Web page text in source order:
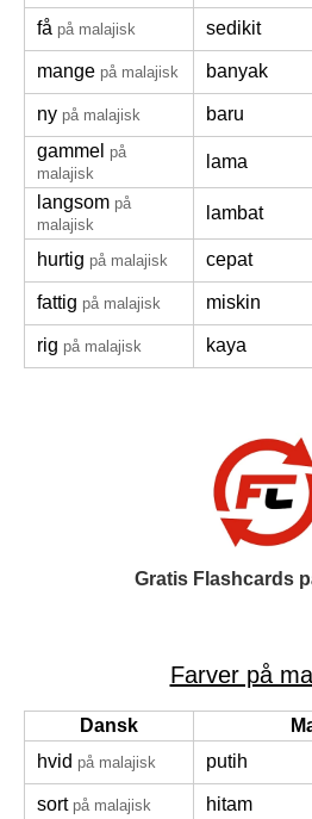
få på malajisk sedikit
mange på malajisk banyak
ny på malajisk
baru
gammel på
malajisk
lama
langsom på
malajisk
lambat
hurtig på malajisk cepat
fattig på malajisk miskin
rig på malajisk kaya
Gratis Flashcards
Farver på
Dansk
hvid på malajisk putih
sort på malajisk hitam